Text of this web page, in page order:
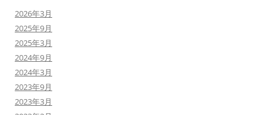
2026年3月
2025年9月
2025年3月
2024年9月
2024年3月
2023年9月
2023年3月